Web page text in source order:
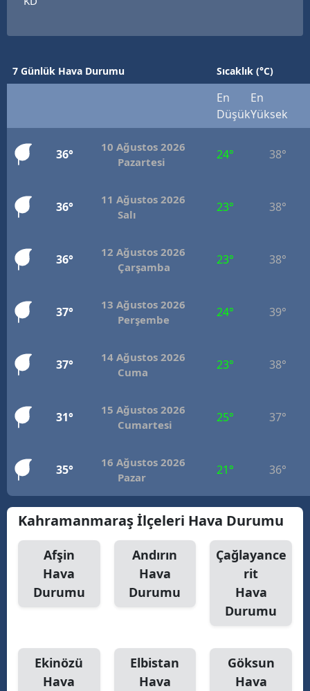
7 Günlük Hava Durumu Sıcaklık (°C)
En
Düşük
En
Yüksek
36°
10 Ağustos 2026
Pazartesi
24° 38°
36°
11 Ağustos 2026
Salı
23° 38°
36°
12 Ağustos 2026
Çarşamba
23° 38°
37°
13 Ağustos 2026
Perşembe
24° 39°
37°
14 Ağustos 2026
Cuma
23° 38°
31°
15 Ağustos 2026
Cumartesi
25° 37°
35°
16 Ağustos 2026
Pazar
21° 36°
Kahramanmaraş İlçeleri Hava Durumu
Afşin
Hava
Durumu
Andırın
Hava
Durumu
Çağlayance
rit
Hava
Durumu
Ekinözü
Hava
Elbistan
Hava
Göksun
Hava